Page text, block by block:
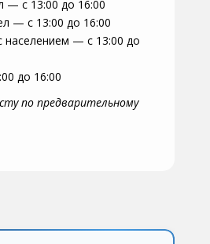
— с 13:00 до 16:00
— с 13:00 до 16:00
населением — с 13:00 до
до 16:00
по предварительному